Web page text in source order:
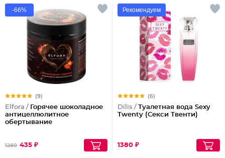
-66%
(9)
Elfora / Горячее шоколадное
антицеллюлитное
обертывание
1280 435 ₽
Рекомендуем
(6)
Dilis / Туалетная вода Sexy
Twenty (Секси Твенти)
1380 ₽